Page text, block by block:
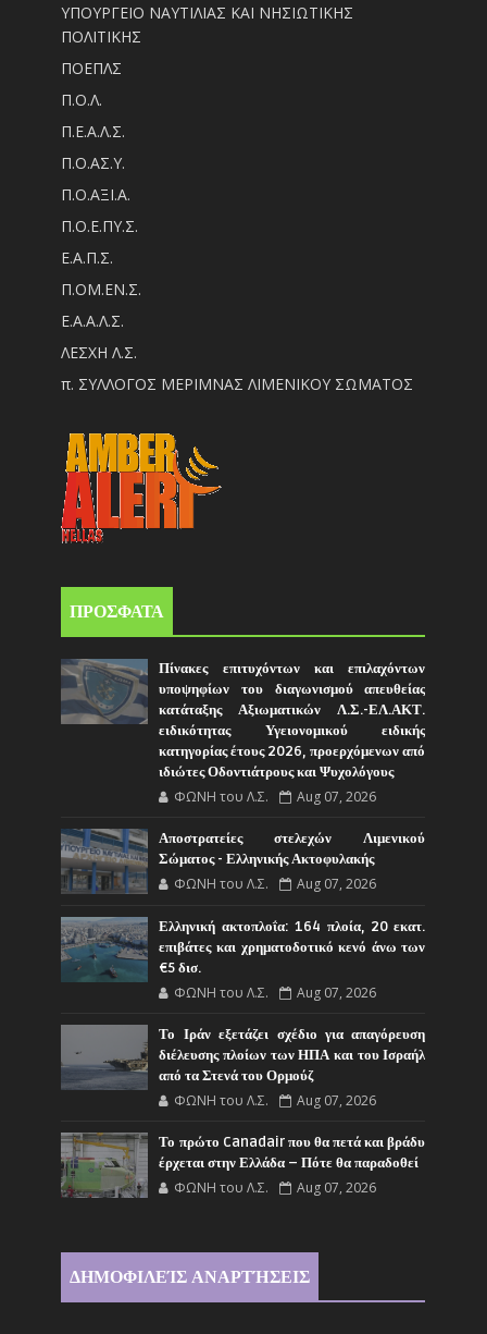
ΥΠΟΥΡΓΕΙΟ ΝΑΥΤΙΛΙΑΣ ΚΑΙ ΝΗΣΙΩΤΙΚΗΣ
ΠΟΛΙΤΙΚΗΣ
ΠΟΕΠΛΣ
Π.Ο.Λ.
Π.Ε.Α.Λ.Σ.
Π.Ο.ΑΣ.Υ.
Π.Ο.ΑΞΙ.Α.
Π.Ο.Ε.ΠΥ.Σ.
Ε.Α.Π.Σ.
Π.ΟM.EN.Σ.
Ε.Α.Α.Λ.Σ.
ΛΕΣΧΗ Λ.Σ.
π. ΣΥΛΛΟΓΟΣ ΜΕΡΙΜΝΑΣ ΛΙΜΕΝΙΚΟΥ ΣΩΜΑΤΟΣ
ΠΡΟΣΦΑΤΑ
Πίνακες επιτυχόντων και επιλαχόντων
υποψηφίων του διαγωνισμού απευθείας
κατάταξης Αξιωματικών Λ.Σ.-ΕΛ.ΑΚΤ.
ειδικότητας Υγειονομικού ειδικής
κατηγορίας έτους 2026, προερχόμενων από
ιδιώτες Οδοντιάτρους και Ψυχολόγους
ΦΩΝΗ του Λ.Σ. Aug 07, 2026
Αποστρατείες στελεχών Λιμενικού
Σώματος - Ελληνικής Ακτοφυλακής
ΦΩΝΗ του Λ.Σ. Aug 07, 2026
Ελληνική ακτοπλοΐα: 164 πλοία, 20 εκατ.
επιβάτες και χρηματοδοτικό κενό άνω των
€5 δισ.
ΦΩΝΗ του Λ.Σ. Aug 07, 2026
Το Ιράν εξετάζει σχέδιο για απαγόρευση
διέλευσης πλοίων των ΗΠΑ και του Ισραήλ
από τα Στενά του Ορμούζ
ΦΩΝΗ του Λ.Σ. Aug 07, 2026
Το πρώτο Canadair που θα πετά και βράδυ
έρχεται στην Ελλάδα – Πότε θα παραδοθεί
ΦΩΝΗ του Λ.Σ. Aug 07, 2026
ΔΗΜΟΦΙΛΕΊΣ ΑΝΑΡΤΉΣΕΙΣ